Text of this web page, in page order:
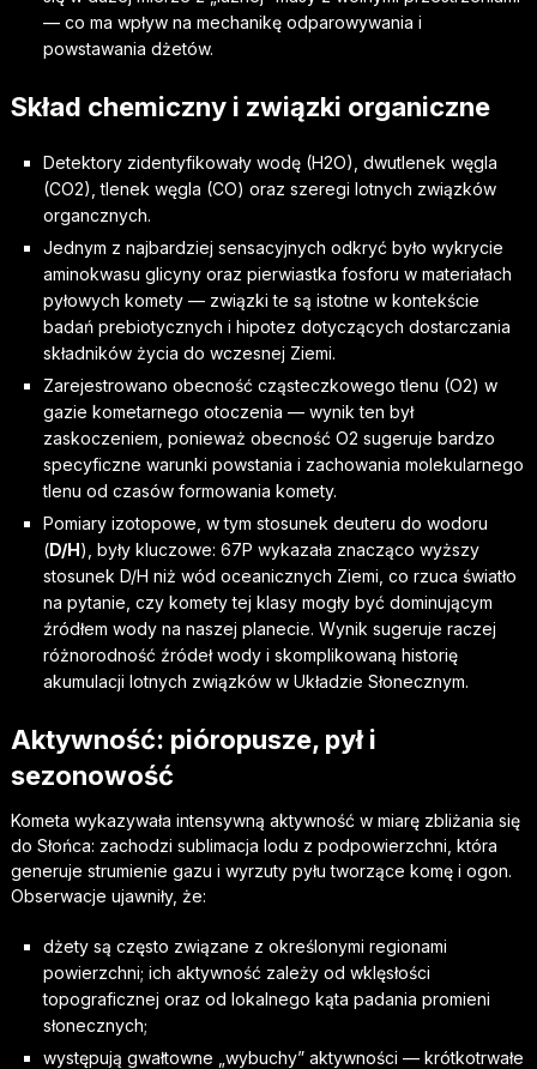
— co ma wpływ na mechanikę odparowywania i
powstawania dżetów.
Skład chemiczny i związki organiczne
Detektory zidentyfikowały wodę (H2O), dwutlenek węgla
(CO2), tlenek węgla (CO) oraz szeregi lotnych związków
organcznych.
Jednym z najbardziej sensacyjnych odkryć było wykrycie
aminokwasu glicyny oraz pierwiastka fosforu w materiałach
pyłowych komety — związki te są istotne w kontekście
badań prebiotycznych i hipotez dotyczących dostarczania
składników życia do wczesnej Ziemi.
Zarejestrowano obecność cząsteczkowego tlenu (O2) w
gazie kometarnego otoczenia — wynik ten był
zaskoczeniem, ponieważ obecność O2 sugeruje bardzo
specyficzne warunki powstania i zachowania molekularnego
tlenu od czasów formowania komety.
Pomiary izotopowe, w tym stosunek deuteru do wodoru
(D/H), były kluczowe: 67P wykazała znacząco wyższy
stosunek D/H niż wód oceanicznych Ziemi, co rzuca światło
na pytanie, czy komety tej klasy mogły być dominującym
źródłem wody na naszej planecie. Wynik sugeruje raczej
różnorodność źródeł wody i skomplikowaną historię
akumulacji lotnych związków w Układzie Słonecznym.
Aktywność: pióropusze, pył i
sezonowość
Kometa wykazywała intensywną aktywność w miarę zbliżania się
do Słońca: zachodzi sublimacja lodu z podpowierzchni, która
generuje strumienie gazu i wyrzuty pyłu tworzące komę i ogon.
Obserwacje ujawniły, że:
dżety są często związane z określonymi regionami
powierzchni; ich aktywność zależy od wklęsłości
topograficznej oraz od lokalnego kąta padania promieni
słonecznych;
występują gwałtowne „wybuchy” aktywności — krótkotrwałe